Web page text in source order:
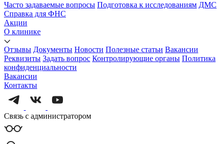
Часто задаваемые вопросы Подготовка к исследованиям ДМС
Справка для ФНС
Акции
О клинике
Отзывы Документы Новости Полезные статьи Вакансии
Реквизиты Задать вопрос Контролирующие органы Политика
конфиденциальности
Вакансии
Контакты
Связь с администратором